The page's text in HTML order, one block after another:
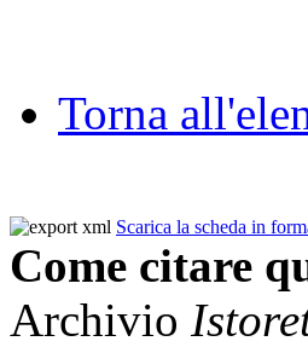
Torna
Scarica la scheda in
Come citare
Archivio